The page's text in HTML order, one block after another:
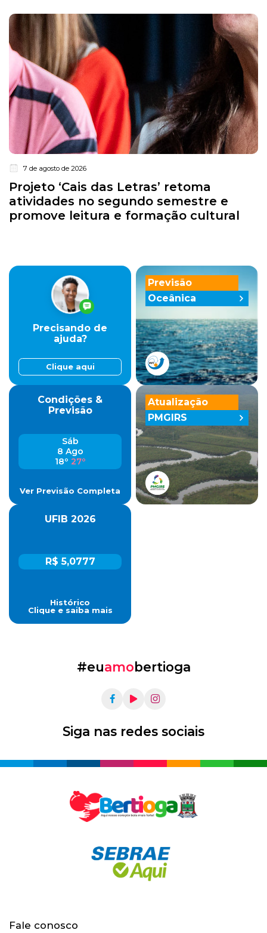
7 de agosto de 2026
Projeto ‘Cais das Letras’ retoma
atividades no segundo semestre e
promove leitura e formação cultural
Previsão
Oceânica
Precisando de
ajuda?
Clique aqui
Condições &
Previsão
Sáb
8 Ago
18º 27º
Ver Previsão Completa
UFIB 2026
R$ 5,0777
Histórico
Clique e saiba mais
Atualização
PMGIRS
#euamobertioga
Siga nas redes sociais
Fale conosco